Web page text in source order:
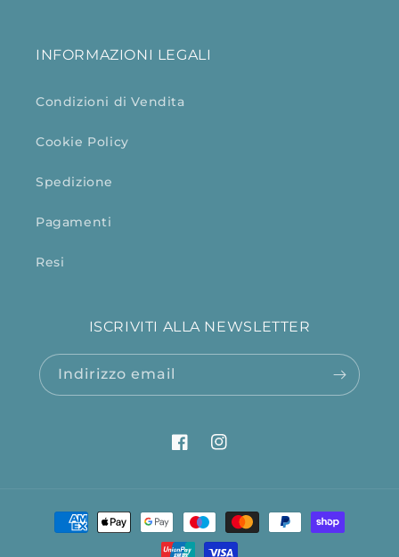
INFORMAZIONI LEGALI
Condizioni di Vendita
Cookie Policy
Spedizione
Pagamenti
Resi
ISCRIVITI ALLA NEWSLETTER
Indirizzo email
FacebookInstagram
Metodi